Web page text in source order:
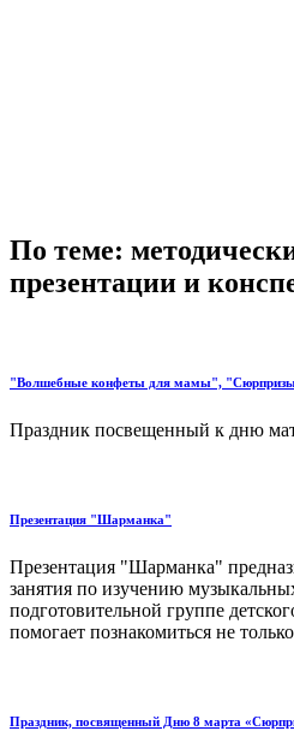
По теме:
презентации и
"Волшебные конфеты для мамы",
Праздник посвещенный к дню
Презентация "Шарманка"
Презентация "Шарманка"
занятия по изучению
подготовительной группе
помогает познакомиться не
Праздник, посвященный Дню 8 марта